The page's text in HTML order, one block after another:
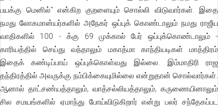
பயக்கு மெனில்" என்கிற குறளையும் சொல்லி விடுவார்கள். இதை
நமது லோகமான்யர்களில் அநேகர் ஒப்புக் கொண்டாலும் நமது ராஜீய
வாதிகளில் 100 - க்கு 69 முக்கால் பேர் ஒப்புக்கொண்டாலும் -
காரியத்தில் செய்து வந்தாலும் மகாத்மா காந்தியடிகள் மாத்திரம்
இதைக் கண்டிப்பாய் ஒப்புக்கொள்வது இல்லை. இம்மாதிரி ராஜ
தந்திரத்தில் அவருக்கு நம்பிக்கையுமில்லை என்றுதான் சொல்வார்கள்.
ஆனால் தாட்சண்யத்தாலும், வாத்சல்லியத்தாலும், கருணையினாலும்
சில சமயங்களில் ஏமாந்து போய்விடுகிறார் என்று பலர் சந்தேகப்பட